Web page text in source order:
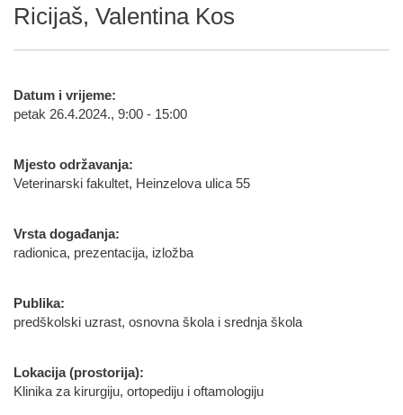
Ricijaš, Valentina Kos
Datum i vrijeme:
petak 26.4.2024., 9:00 - 15:00
Mjesto održavanja:
Veterinarski fakultet, Heinzelova ulica 55
Vrsta događanja:
radionica, prezentacija, izložba
Publika:
predškolski uzrast, osnovna škola i srednja škola
Lokacija (prostorija):
Klinika za kirurgiju, ortopediju i oftamologiju